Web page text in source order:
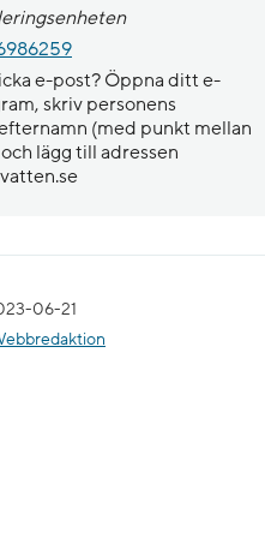
e-post? Öppna ditt e-
skriv personens
(med punkt mellan
lägg till adressen
06-21